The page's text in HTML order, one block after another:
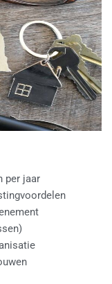
per jaar